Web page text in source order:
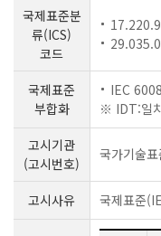
국제표준분
류(ICS)
코드
국제표준
부합화
IEC
※ IDT:일
고시기관
(고시번호)
국가기술
고시사유 국제표준